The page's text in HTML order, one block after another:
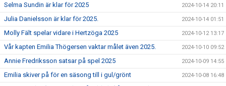
Selma Sundin är klar för 2025 2024-10-14 20:11
Julia Danielsson är klar för 2025. 2024-10-14 01:51
Molly Fält spelar vidare i Hertzöga 2025 2024-10-12 13:17
Vår kapten Emilia Thögersen vaktar målet även 2025. 2024-10-10 09:52
Annie Fredriksson satsar på spel 2025 2024-10-09 14:55
Emilia skiver på för en säsong till i gul/grönt 2024-10-08 16:48